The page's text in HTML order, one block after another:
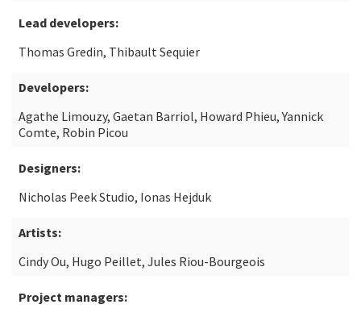
Lead developers:
Thomas Gredin, Thibault Sequier
Developers:
Agathe Limouzy, Gaetan Barriol, Howard Phieu, Yannick
Comte, Robin Picou
Designers:
Nicholas Peek Studio, Ionas Hejduk
Artists:
Cindy Ou, Hugo Peillet, Jules Riou-Bourgeois
Project managers: